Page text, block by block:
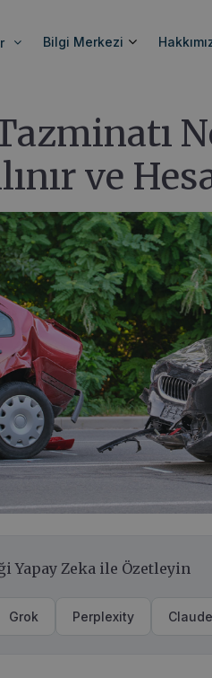
Bilgi Merkezi
Nedir? Nasıl Alınır ve
ve
Yapay Zeka ile Özetleyin
Grok Perplexity